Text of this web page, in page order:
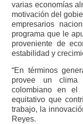
varias economías
motivación del
empresarios
programa que le
proveniente de
estabilidad y
“En términos
provee un clima
colombiano en
equitativo que
trabajo, la
Reyes.